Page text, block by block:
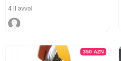
4 il əvvəl
350AZN